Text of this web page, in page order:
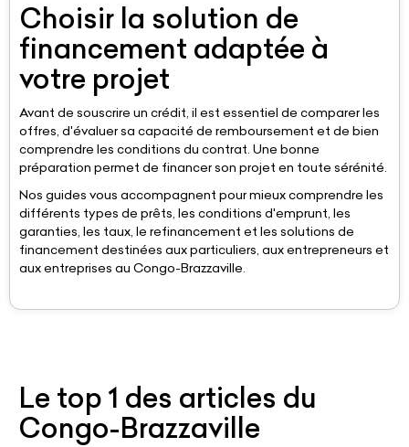
Choisir la solution de
financement adaptée à
votre projet
Avant de souscrire un crédit, il est essentiel de comparer les
offres, d'évaluer sa capacité de remboursement et de bien
comprendre les conditions du contrat. Une bonne
préparation permet de financer son projet en toute sérénité.
Nos guides vous accompagnent pour mieux comprendre les
différents types de prêts, les conditions d'emprunt, les
garanties, les taux, le refinancement et les solutions de
financement destinées aux particuliers, aux entrepreneurs et
aux entreprises au Congo-Brazzaville.
Le top 1 des articles du
Congo-Brazzaville